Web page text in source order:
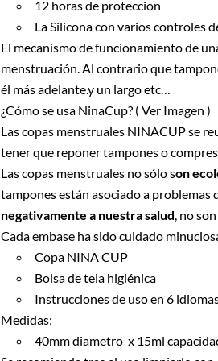
12 horas de proteccion
La Silicona con varios controles
El mecanismo de funcionamiento de
menstruación. Al contrario que
él más adelante.y un largo etc…
¿Cómo se usa NinaCup? ( Ver Imagen )
Las copas menstruales NINACUP se
tener que reponer tampones o
Las copas menstruales no sólo son
tampones están asociado a problemas
negativamente a nuestra salud , no
Cada embase ha sido cuidado
Copa NINA CUP
Bolsa de tela higiénica
Instrucciones de uso en 6
Medidas;
40mm diametro x 15ml